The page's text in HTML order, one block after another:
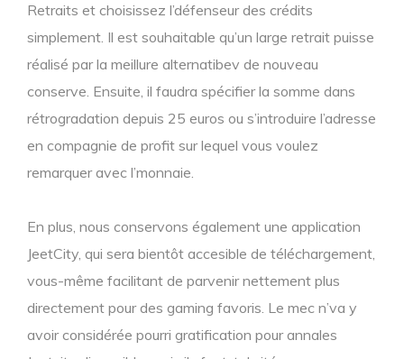
Retraits et choisissez l’défenseur des crédits
simplement. Il est souhaitable qu’un large retrait puisse
réalisé par la meillure alternatibev de nouveau
conserve. Ensuite, il faudra spécifier la somme dans
rétrogradation depuis 25 euros ou s’introduire l’adresse
en compagnie de profit sur lequel vous voulez
remarquer avec l’monnaie.
En plus, nous conservons également une application
JeetCity, qui sera bientôt accesible de téléchargement,
vous-même facilitant de parvenir nettement plus
directement pour des gaming favoris. Le mec n’va y
avoir considérée pourri gratification pour annales